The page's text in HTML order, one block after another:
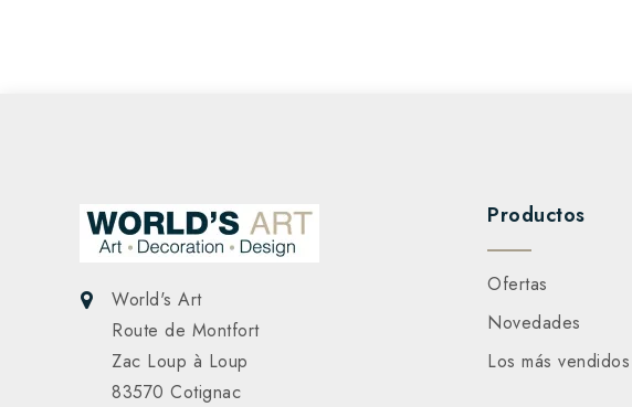
World's Art
Route de Montfort
Zac Loup à Loup
83570 Cotignac
Productos
Ofertas
Novedades
Los más vendidos